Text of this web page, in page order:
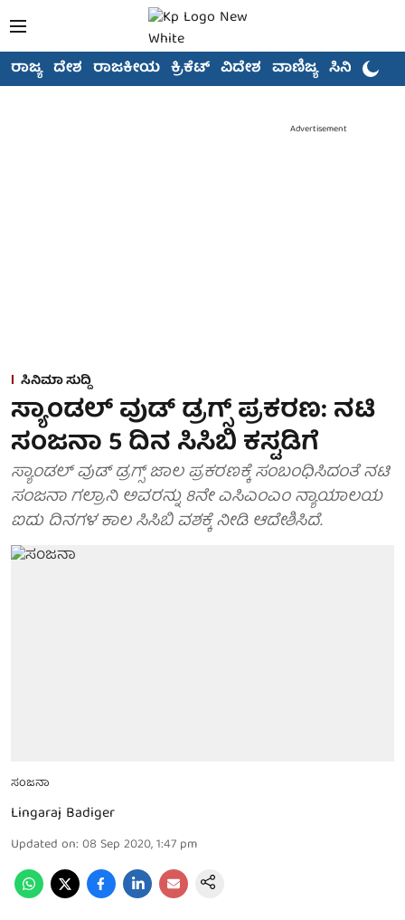
ರಾಜ್ಯ ದೇಶ ರಾಜಕೀಯ ಕ್ರಿಕೆಟ್ ವಿದೇಶ ವಾಣಿಜ್ಯ ಸಿನಿಮಾ
Advertisement
ಸಿನಿಮಾ ಸುದ್ದಿ
ಸ್ಯಾಂಡಲ್ ವುಡ್ ಡ್ರಗ್ಸ್ ಪ್ರಕರಣ: ನಟಿ
ಸಂಜನಾ 5 ದಿನ ಸಿಸಿಬಿ ಕಸ್ಟಡಿಗೆ
ಸ್ಯಾಂಡಲ್ ವುಡ್ ಡ್ರಗ್ಸ್ ಜಾಲ ಪ್ರಕರಣಕ್ಕೆ ಸಂಬಂಧಿಸಿದಂತೆ ನಟಿ
ಸಂಜನಾ ಗಲ್ರಾನಿ ಅವರನ್ನು 8ನೇ ಎಸಿಎಂಎಂ ನ್ಯಾಯಾಲಯ
ಐದು ದಿನಗಳ ಕಾಲ ಸಿಸಿಬಿ ವಶಕ್ಕೆ ನೀಡಿ ಆದೇಶಿಸಿದೆ.
ಸಂಜನಾ
Lingaraj Badiger
Updated on: 08 Sep 2020, 1:47 pm